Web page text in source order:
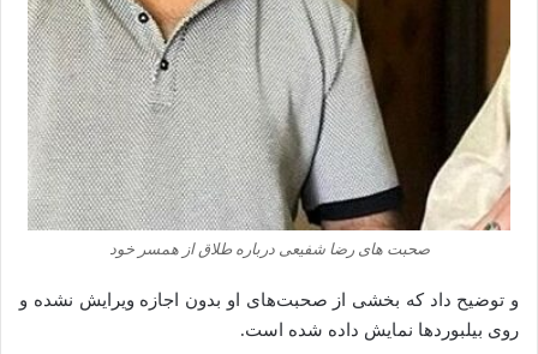
صحبت های رضا شفیعی درباره طلاق از همسر خود
و توضیح داد که بخشی از صحبت‌های او بدون اجازه ویرایش نشده و
روی بیلبوردها نمایش داده شده است.